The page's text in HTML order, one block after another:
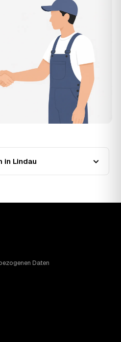
auswählen.
einer normalen
Wohnung mit rund 65 m² liegen
1.840 €, das entspricht im
Zugänglichkeit (Etage,
verschieben den Preis
den genauen Festpreis nennt
kurzer Beschreibung.
in Lindau in Zukunft
in Lindau fallend
nicht ableiten, aber die
— unabhängig davon,
voll möblierte Wohnung mit
Sperrmüll eher am oberen.
oder ein hoher
den Endpreis. Den genauen
in Lindau
Daten